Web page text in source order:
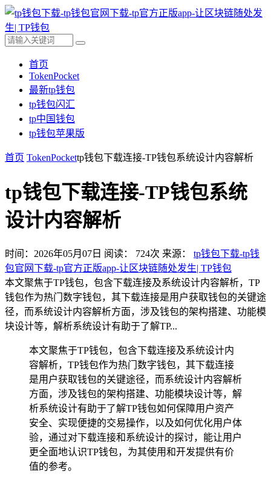
首页
TokenPocket
最新tp钱包
tp钱包闪汇
tp中国钱包
tp钱包苹果版
首页 TokenPockettp钱包下载连接-TP钱包系统设计内容解析
tp钱包下载连接-TP钱包系统
设计内容解析
时间：2026年05月07日 阅读： 724次 来源： tp钱包下载-tp钱
包官网下载-tp官方正版app-让区块链随处发生| TP钱包
本文聚焦于TP钱包，包含下载连接及系统设计内容解析，TP
钱包作为热门数字钱包，其下载连接是用户获取钱包的关键途
径，而系统设计内容解析方面，涉及钱包的架构搭建、功能模
块设计等，解析系统设计有助于了解TP...
本文聚焦于TP钱包，包含下载连接及系统设计内
容解析，TP钱包作为热门数字钱包，其下载连接
是用户获取钱包的关键途径，而系统设计内容解析
方面，涉及钱包的架构搭建、功能模块设计等，解
析系统设计有助于了解TP钱包如何保障用户资产
安全、实现便捷的交易操作，以及如何优化用户体
验，通过对下载连接和系统设计的探讨，能让用户
更全面地认识TP钱包，为其使用和开发提供有价
值的参考。